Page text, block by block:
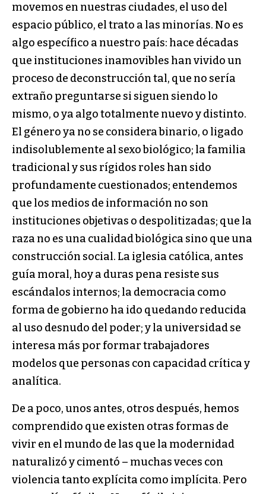
movemos en nuestras ciudades, el uso del
espacio público, el trato a las minorías. No es
algo específico a nuestro país: hace décadas
que instituciones inamovibles han vivido un
proceso de deconstrucción tal, que no sería
extraño preguntarse si siguen siendo lo
mismo, o ya algo totalmente nuevo y distinto.
El género ya no se considera binario, o ligado
indisolublemente al sexo biológico; la familia
tradicional y sus rígidos roles han sido
profundamente cuestionados; entendemos
que los medios de información no son
instituciones objetivas o despolitizadas; que la
raza no es una cualidad biológica sino que una
construcción social. La iglesia católica, antes
guía moral, hoy a duras pena resiste sus
escándalos internos; la democracia como
forma de gobierno ha ido quedando reducida
al uso desnudo del poder; y la universidad se
interesa más por formar trabajadores
modelos que personas con capacidad crítica y
analítica.
De a poco, unos antes, otros después, hemos
comprendido que existen otras formas de
vivir en el mundo de las que la modernidad
naturalizó y cimentó – muchas veces con
violencia tanto explícita como implícita. Pero